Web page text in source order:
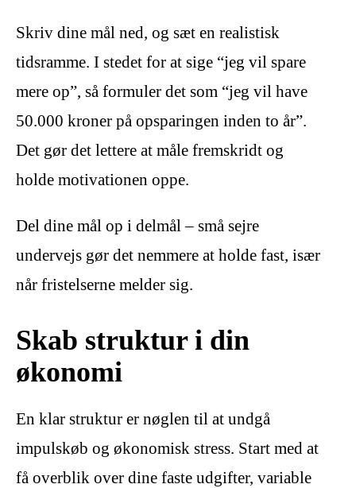
Skriv dine mål ned, og sæt en realistisk
tidsramme. I stedet for at sige “jeg vil spare
mere op”, så formuler det som “jeg vil have
50.000 kroner på opsparingen inden to år”.
Det gør det lettere at måle fremskridt og
holde motivationen oppe.
Del dine mål op i delmål – små sejre
undervejs gør det nemmere at holde fast, især
når fristelserne melder sig.
Skab struktur i din
økonomi
En klar struktur er nøglen til at undgå
impulskøb og økonomisk stress. Start med at
få overblik over dine faste udgifter, variable